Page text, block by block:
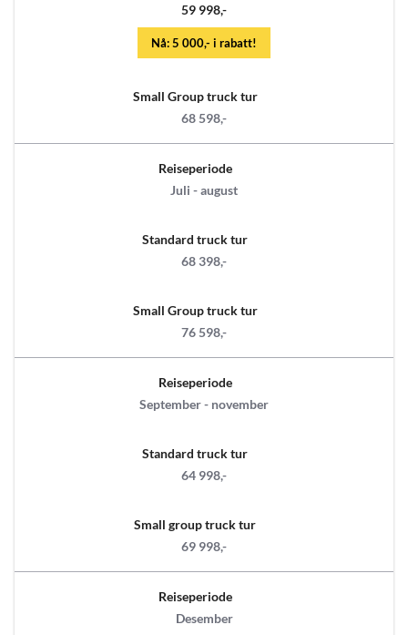
59 998,-
Nå: 5 000,- i rabatt!
Small Group truck tur
68 598,-
Reiseperiode
Juli - august
Standard truck tur
68 398,-
Small Group truck tur
76 598,-
Reiseperiode
September - november
Standard truck tur
64 998,-
Small group truck tur
69 998,-
Reiseperiode
Desember